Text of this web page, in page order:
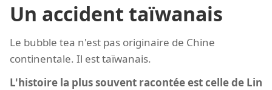
Un accident taïwanais
Le bubble tea n'est pas originaire de Chine
continentale. Il est taïwanais.
L'histoire la plus souvent racontée est celle de Lin